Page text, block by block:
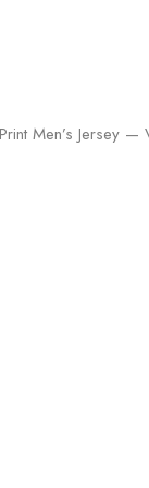
Men’s Jersey —